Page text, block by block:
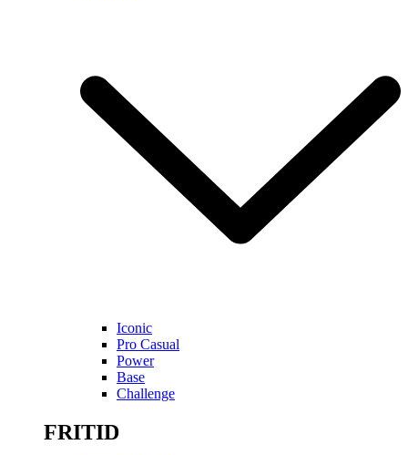
Iconic
Pro Casual
Power
Base
Challenge
FRITID